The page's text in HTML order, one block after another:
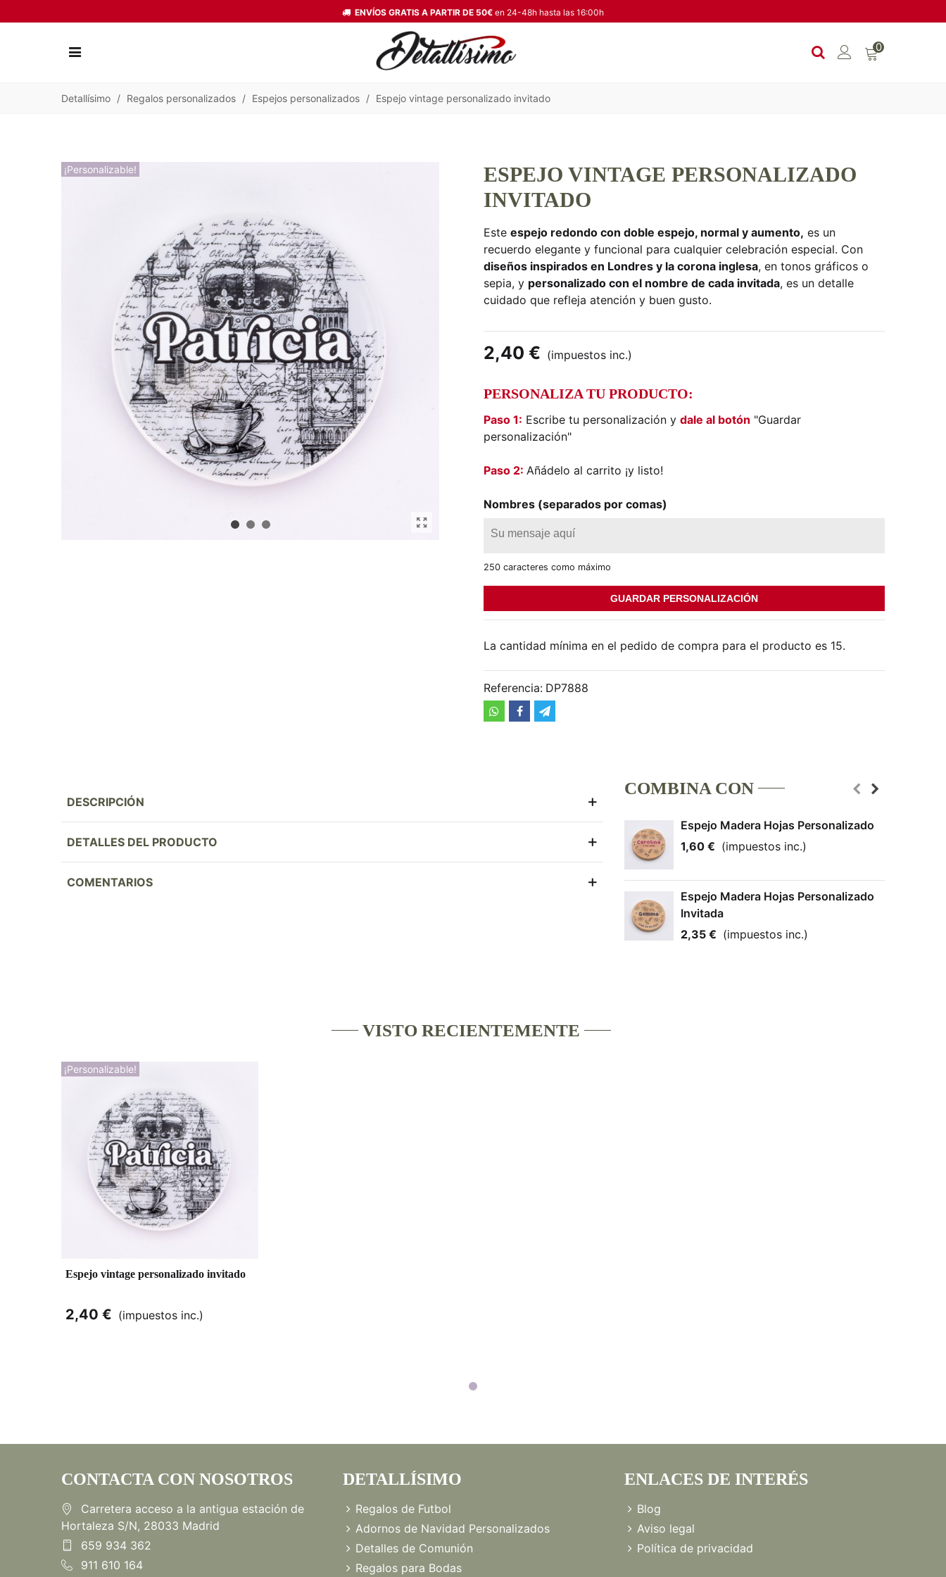
ENVÍOS GRATIS A PARTIR DE 50€ en 24-48h hasta las 16:00h
0
Detallísimo / Regalos personalizados / Espejos personalizados / Espejo vintage personalizado invitado
¡Personalizable!
ESPEJO VINTAGE PERSONALIZADO
INVITADO
Este espejo redondo con doble espejo, normal y aumento, es un
recuerdo elegante y funcional para cualquier celebración especial. Con
diseños inspirados en Londres y la corona inglesa, en tonos gráficos o
sepia, y personalizado con el nombre de cada invitada, es un detalle
cuidado que refleja atención y buen gusto.
2,40 € (impuestos inc.)
PERSONALIZA TU PRODUCTO:
Paso 1: Escribe tu personalización y dale al botón "Guardar
personalización"
Paso 2: Añádelo al carrito ¡y listo!
Nombres (separados por comas)
250 caracteres como máximo
GUARDAR PERSONALIZACIÓN
La cantidad mínima en el pedido de compra para el producto es 15.
Referencia: DP7888
DESCRIPCIÓN
DETALLES DEL PRODUCTO
COMENTARIOS
COMBINA CON
Espejo Madera Hojas Personalizado
1,60 € (impuestos inc.)
Espejo Madera Hojas Personalizado
Invitada
2,35 € (impuestos inc.)
VISTO RECIENTEMENTE
¡Personalizable!
Espejo vintage personalizado invitado
2,40 € (impuestos inc.)
CONTACTA CON NOSOTROS
Carretera acceso a la antigua estación de
Hortaleza S/N, 28033 Madrid
659 934 362
911 610 164
DETALLÍSIMO
Regalos de Futbol
Adornos de Navidad Personalizados
Detalles de Comunión
Regalos para Bodas
ENLACES DE INTERÉS
Blog
Aviso legal
Política de privacidad